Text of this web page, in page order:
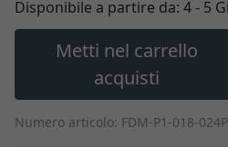
Disponibile a partire da: 4 - 5
Metti nel carrello
acquisti
Numero articolo: FDM-P1-018-